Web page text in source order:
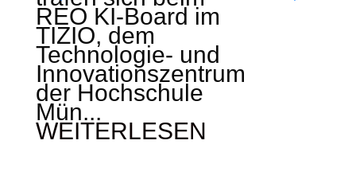
REO KI-Board im
TIZIO, dem
Technologie- und
Innovationszentrum
der Hochschule
Mün...
WEITERLESEN